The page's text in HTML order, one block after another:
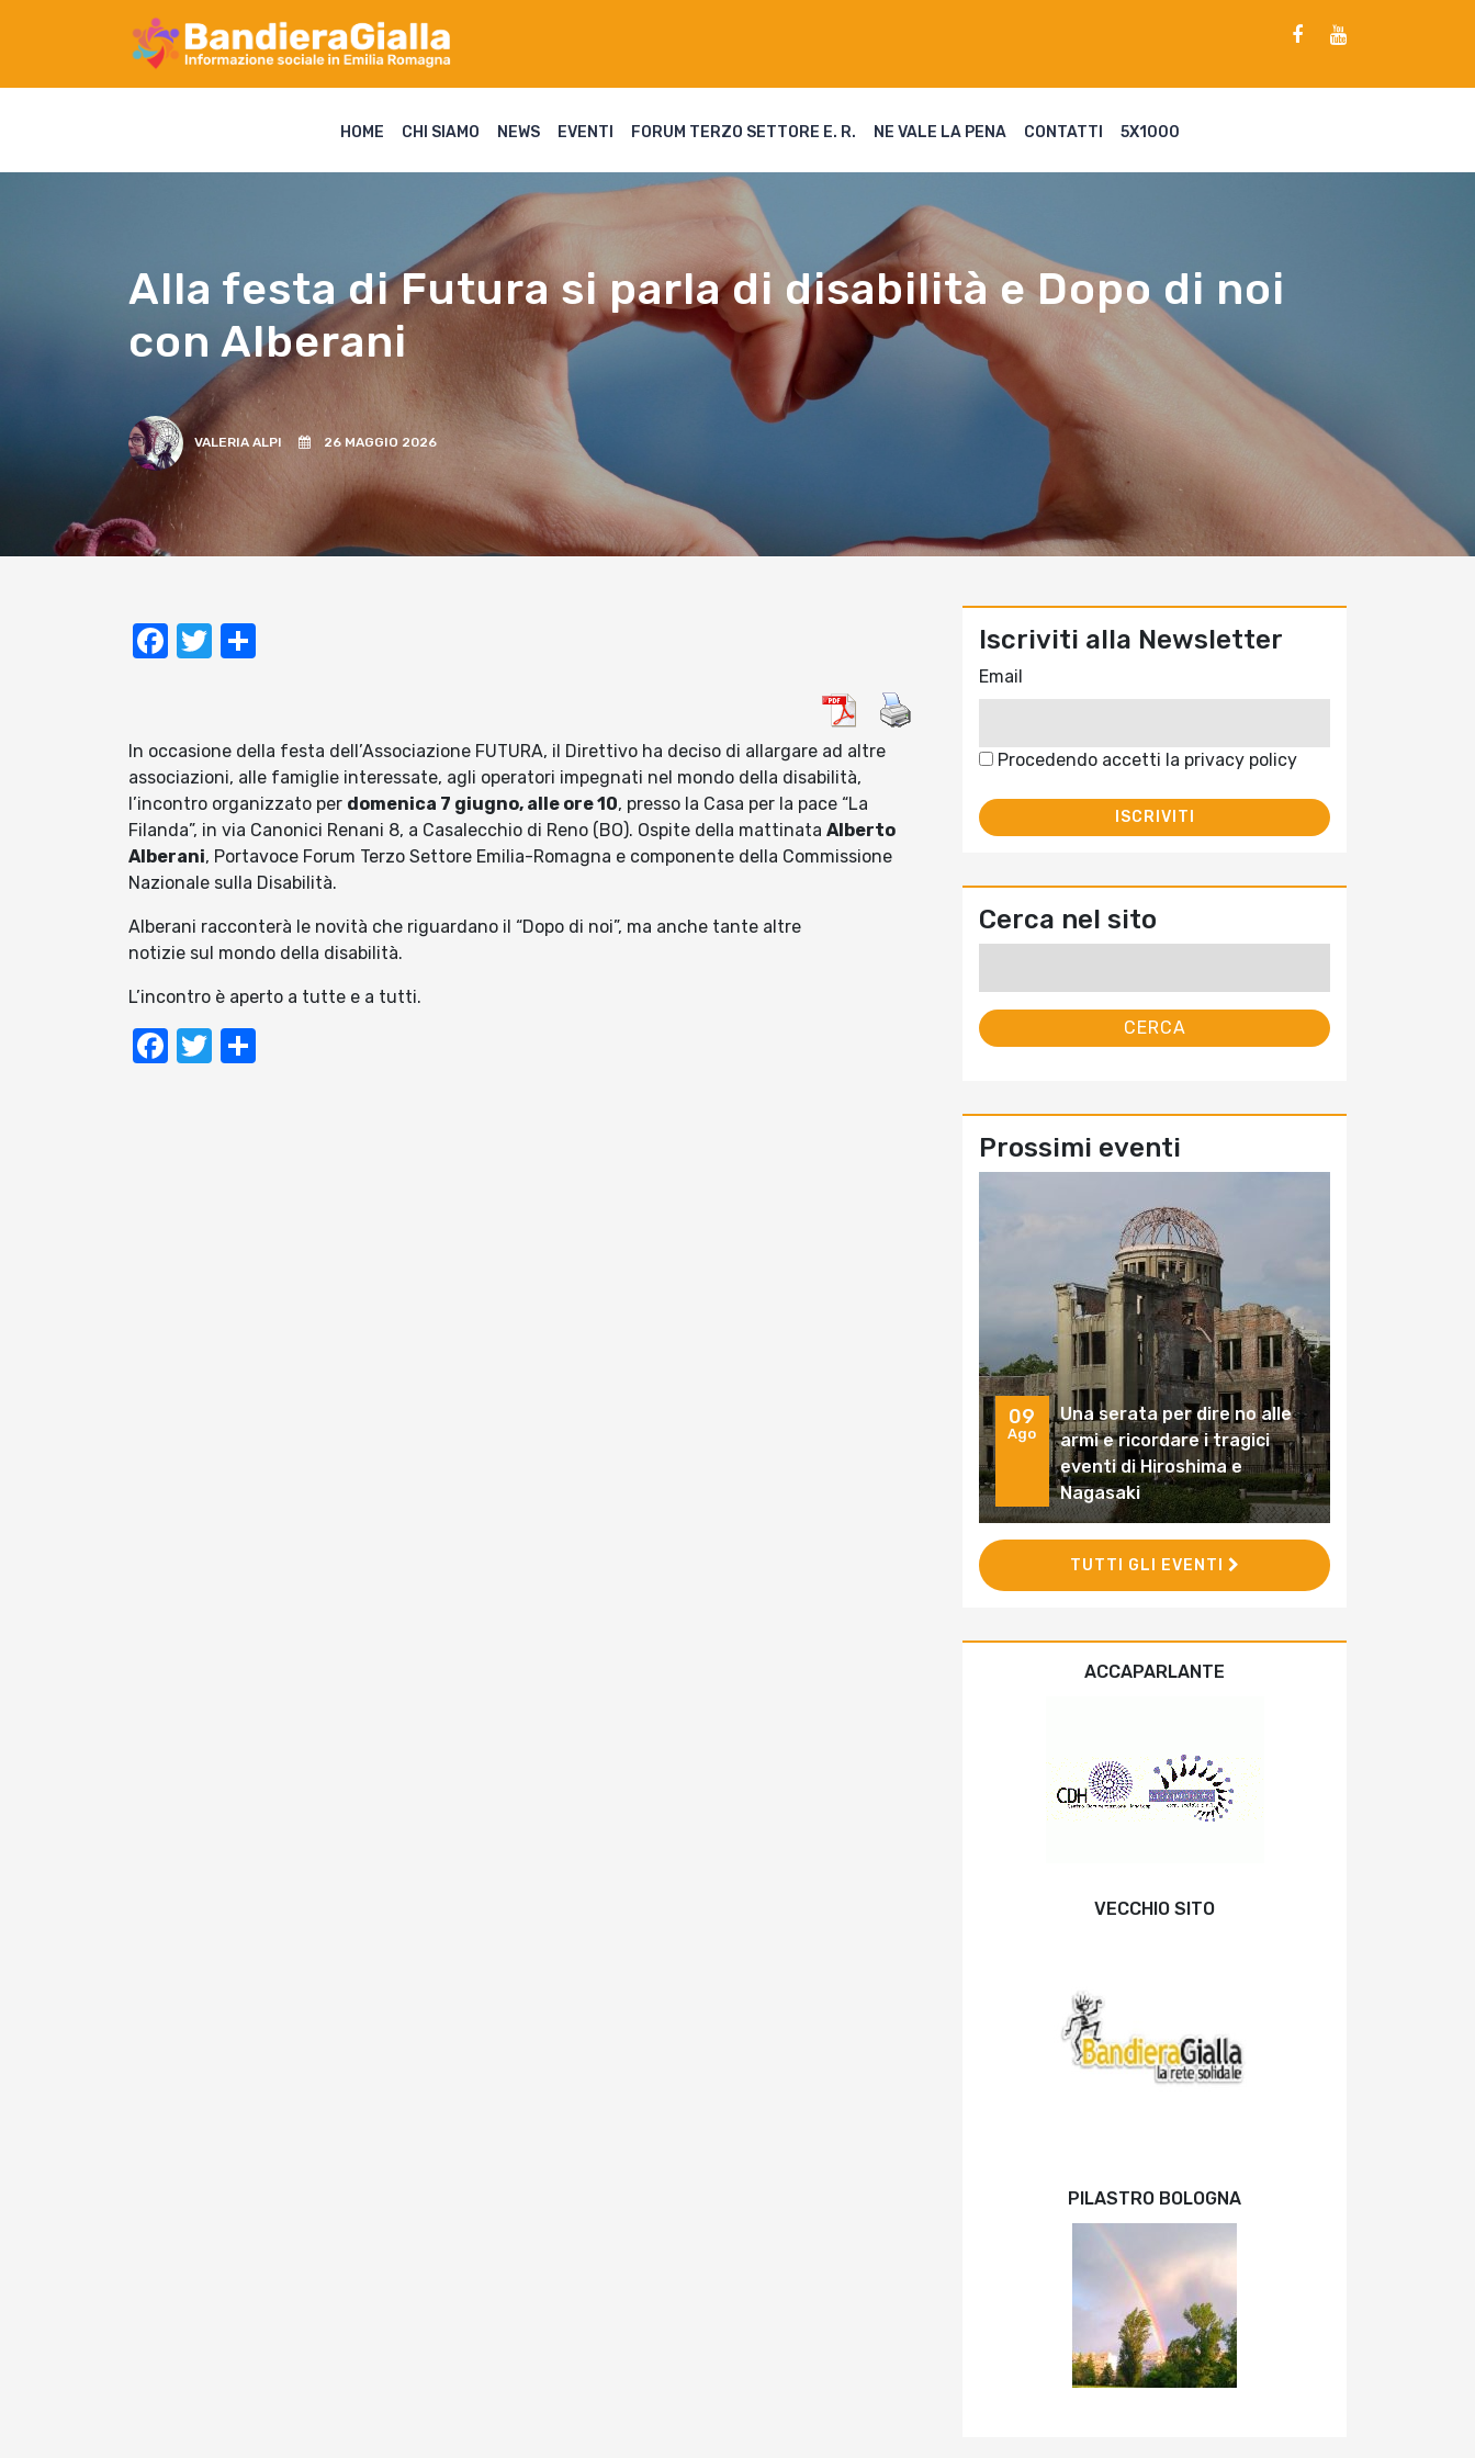
HOME CHI SIAMO NEWS EVENTI FORUM TERZO SETTORE E. R. NE VALE LA PENA CONTATTI 5X1000
Alla festa di Futura si parla di disabilità e Dopo di noi
con Alberani
VALERIA ALPI 26 MAGGIO 2026
Facebook
Twitter
In occasione della festa dell’Associazione FUTURA, il Direttivo ha deciso di allargare ad altre
associazioni, alle famiglie interessate, agli operatori impegnati nel mondo della disabilità,
l’incontro organizzato per domenica 7 giugno, alle ore 10, presso la Casa per la pace “La
Filanda”, in via Canonici Renani 8, a Casalecchio di Reno (BO). Ospite della mattinata Alberto
Alberani, Portavoce Forum Terzo Settore Emilia-Romagna e componente della Commissione
Nazionale sulla Disabilità.
Alberani racconterà le novità che riguardano il “Dopo di noi”, ma anche tante altre
notizie sul mondo della disabilità.
L’incontro è aperto a tutte e a tutti.
Facebook
Twitter
Iscriviti alla Newsletter
Email
Procedendo accetti la privacy policy
Cerca nel sito
Prossimi eventi
09
Ago
Una serata per dire no alle
armi e ricordare i tragici
eventi di Hiroshima e
Nagasaki
TUTTI GLI EVENTI
ACCAPARLANTE
VECCHIO SITO
PILASTRO BOLOGNA